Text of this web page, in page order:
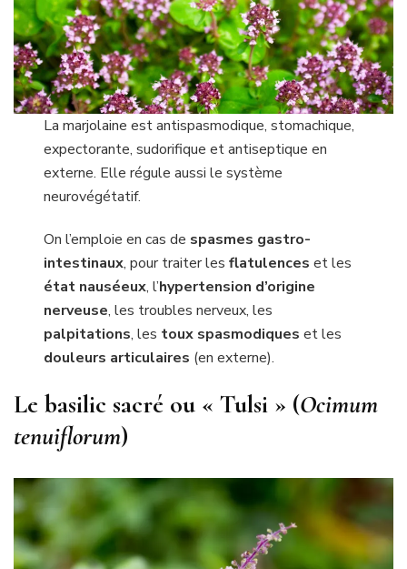
La marjolaine est antispasmodique, stomachique,
expectorante, sudorifique et antiseptique en
externe. Elle régule aussi le système
neurovégétatif.
On l’emploie en cas de spasmes gastro-
intestinaux, pour traiter lesflatulenceset les
état nauséeux, l’hypertension d’origine
nerveuse, les troubles nerveux, les
palpitations, les toux spasmodiques et les
douleurs articulaires (en externe).
Le basilic sacré ou « Tulsi » (Ocimum
tenuiflorum)